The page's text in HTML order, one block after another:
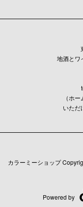
地酒とワ
（ホ
いただ
カラーミーショップ
Powered by